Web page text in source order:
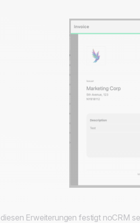
Erweiterungen festigt noCRM